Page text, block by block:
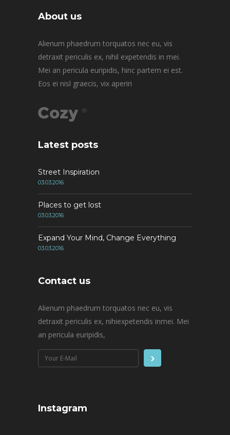
About us
Alienum phaedrum torquatos nec eu, vis
detraxit periculis ex, nihil expetendis in mei.
Mei an pericula euripidis, hinc partem ei est.
Eos ei nisl graecis, vix aperiri
Latest posts
Street Inspiration
03.03.2016
Places to get lost
03.03.2016
Expand Your Mind, Change Everything
03.03.2016
Contact us
Alienum phaedrum torquatos nec eu, vis
detraxit periculis ex, nihiexpetendis inmei. Mei
an pericula euripidis,
Instagram